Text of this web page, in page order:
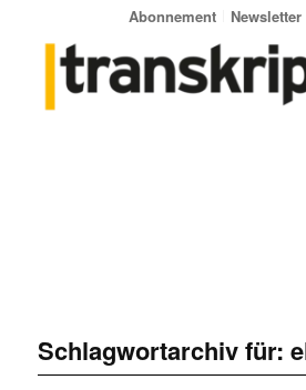
Abonnement Newsletter
Schlagwortarchiv für: